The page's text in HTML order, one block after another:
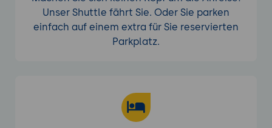
Unser Shuttle fährt Sie. Oder Sie parken
einfach auf einem extra für Sie reservierten
Parkplatz.